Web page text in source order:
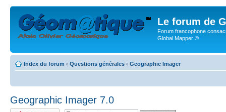
Le forum de
Forum francophone
Global Mapper ©
Index du forum ‹ Questions générales ‹ Geographic Imager
Geographic Imager 7.0
Publier une réponse